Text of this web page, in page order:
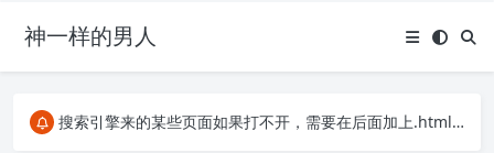
神一样的男人
关注Telegram频道有新消息第一时间推送
搜索引擎来的某些页面如果打不开，需要在后面加上.html，如https://ylface.com/mac/409.html